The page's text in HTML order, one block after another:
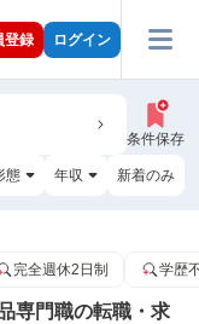
登録 ログイン
条件保存
態 年収 新着のみ
完全週休2日制 学歴
専門職の転職・求